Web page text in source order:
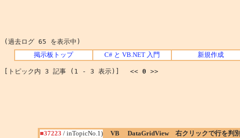
(過去ログ 65 を表示中)
掲示板トップ C# と VB.NET 入門 新規作成
[トピック内 3 記事 (1 - 3 表示)] << 0 >>
■37223 / inTopicNo.1)
VB DataGridView 右クリックで行を判別